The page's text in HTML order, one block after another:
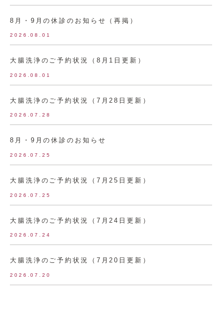
8月・9月の休診のお知らせ（再掲）
2026.08.01
大腸洗浄のご予約状況（8月1日更新）
2026.08.01
大腸洗浄のご予約状況（7月28日更新）
2026.07.28
8月・9月の休診のお知らせ
2026.07.25
大腸洗浄のご予約状況（7月25日更新）
2026.07.25
大腸洗浄のご予約状況（7月24日更新）
2026.07.24
大腸洗浄のご予約状況（7月20日更新）
2026.07.20